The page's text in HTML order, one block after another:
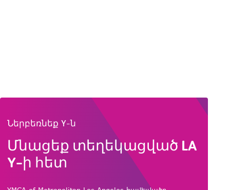
Ներբեռնեք Y-ն
Մնացեք տեղեկացված LA
Y-ի հետ